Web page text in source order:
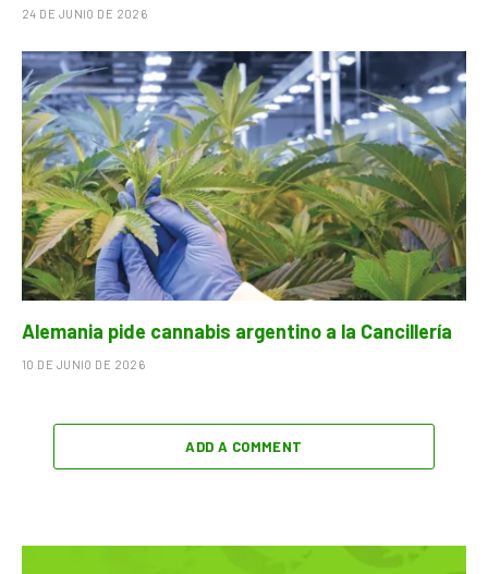
24 DE JUNIO DE 2026
Alemania pide cannabis argentino a la Cancillería
10 DE JUNIO DE 2026
ADD A COMMENT